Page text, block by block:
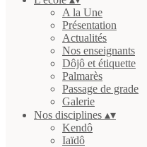
A la Une
Présentation
Actualités
Nos enseignants
Dôjô et étiquette
Palmarès
Passage de grade
Galerie
Nos disciplines ▴▾
Kendô
Iaïdô